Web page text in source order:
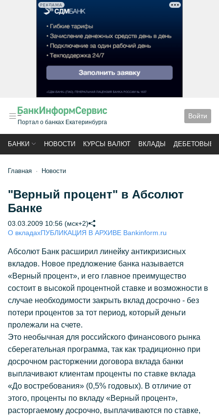
РЕКЛАМА
Портал о банках Екатеринбурга
Войти
БАНКИ НОВОСТИ КУРСЫ ВАЛЮТ ВКЛАДЫ ДЕБЕТОВЫЕ
Главная Новости
"Верный процент" в Абсолют
Банке
03.03.2009 10:56 (мск+2)
О вкладахПУБЛИКАЦИЯ В АРХИВЕ Bankinform.ru
Абсолют Банк расширил линейку антикризисных
вкладов. Новое предложение банка называется
«Верный процент», и его главное преимущество
состоит в высокой процентной ставке и возможности в
случае необходимости закрыть вклад досрочно - без
потери процентов за тот период, который деньги
пролежали на счете.
Это необычная для российского финансового рынка
сберегательная программа, так как традиционно при
досрочном расторжении договора вклада банки
выплачивают клиентам проценты по ставке вклада
«До востребования» (0,5% годовых). В отличие от
этого, проценты по вкладу «Верный процент»,
расторгаемому досрочно, выплачиваются по ставке,